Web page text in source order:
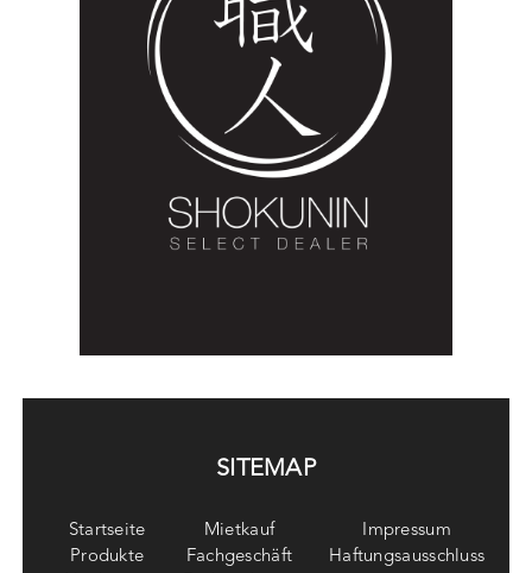
SITEMAP
Startseite
Produkte
Mietkauf
Fachgeschäft
Impressum
Haftungsausschluss